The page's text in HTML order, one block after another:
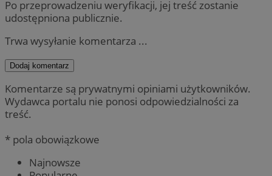
Po przeprowadzeniu weryfikacji, jej treść zostanie
udostępniona publicznie.
Trwa wysyłanie komentarza ...
Dodaj komentarz
Komentarze są prywatnymi opiniami użytkowników.
Wydawca portalu nie ponosi odpowiedzialności za
treść.
* pola obowiązkowe
Najnowsze